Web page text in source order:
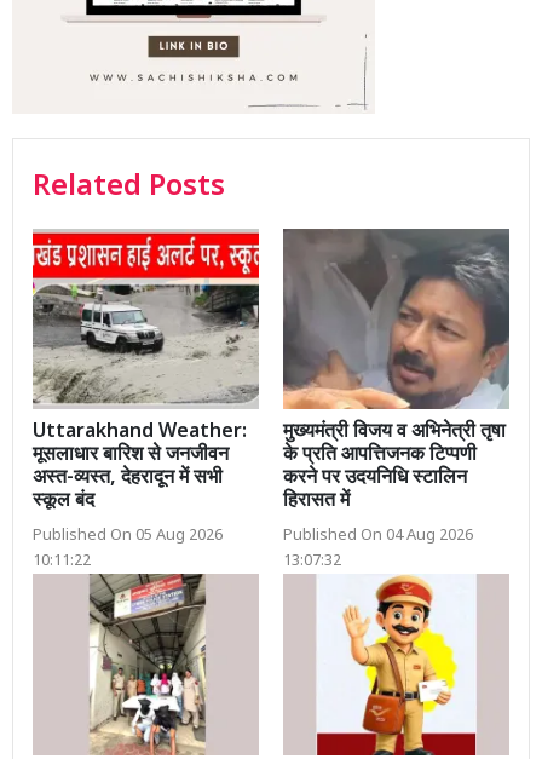
Related Posts
Uttarakhand Weather:
मूसलाधार बारिश से जनजीवन
अस्त-व्यस्त, देहरादून में सभी
स्कूल बंद
Published On 05 Aug 2026
10:11:22
मुख्यमंत्री विजय व अभिनेत्री तृषा
के प्रति आपत्तिजनक टिप्पणी
करने पर उदयनिधि स्टालिन
हिरासत में
Published On 04 Aug 2026
13:07:32